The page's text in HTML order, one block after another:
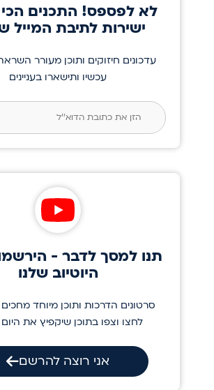
לא לפספס! התכנים הכי
ישירות לתיבת המייל
עדכונים חיזוקים ותוכן מעורר
עכשיו ותישארו בעניינים
תנו למסך לדבר -
היוטיוב שלנו
סרטונים הדרכות ותוכן מיוחד
לחצו וצפו בתוכן שיקפיץ את
אני רוצה להרשם